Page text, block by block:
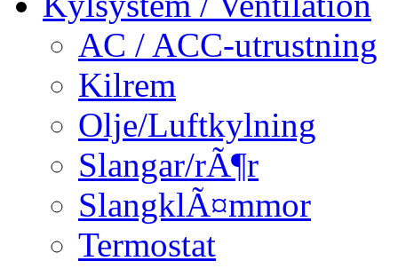
AC / ACC-utrustning
Kilrem
Olje/Luftkylning
Slangar/rÃ¶r
SlangklÃ¤mmor
Termostat